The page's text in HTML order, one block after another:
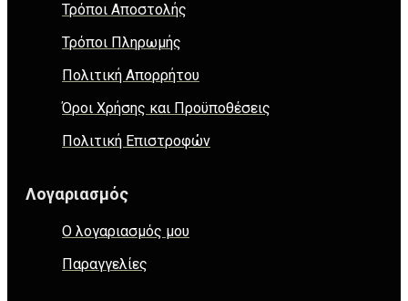
Τρόποι Αποστολής
Τρόποι Πληρωμής
Πολιτική Απορρήτου
Όροι Χρήσης και Προϋποθέσεις
Πολιτική Επιστροφών
Λογαριασμός
Ο λογαριασμός μου
Παραγγελίες